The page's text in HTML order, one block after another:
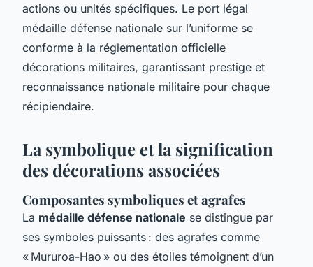
actions ou unités spécifiques. Le port légal
médaille défense nationale sur l’uniforme se
conforme à la réglementation officielle
décorations militaires, garantissant prestige et
reconnaissance nationale militaire pour chaque
récipiendaire.
La symbolique et la signification
des décorations associées
Composantes symboliques et agrafes
La médaille défense nationale se distingue par
ses symboles puissants : des agrafes comme
« Mururoa-Hao » ou des étoiles témoignent d’un